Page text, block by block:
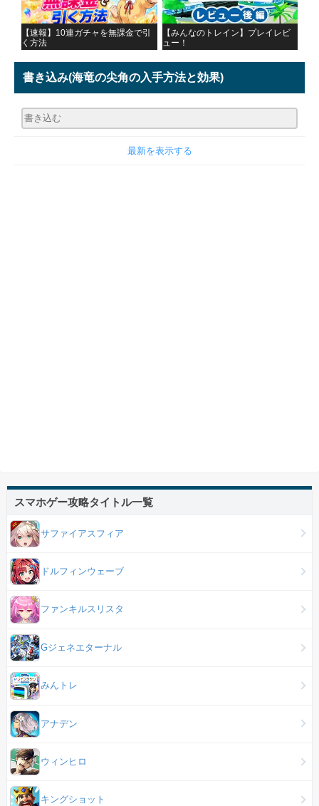
【速報】10連ガチャを無課金で引
く方法
【みんなのトレイン】プレイレビ
ュー！
書き込み(海竜の尖角の入手方法と効果)
最新を表示する
スマホゲー攻略タイトル一覧
サファイアスフィア
ドルフィンウェーブ
ファンキルスリスタ
Gジェネエターナル
みんトレ
アナデン
ウィンヒロ
キングショット